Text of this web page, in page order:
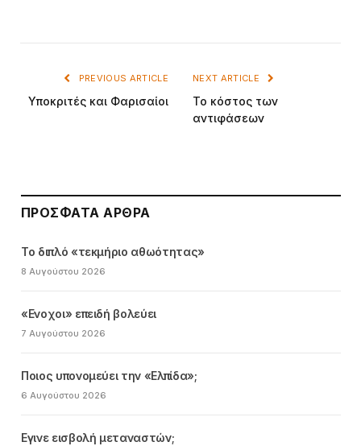
PREVIOUS ARTICLE
Υποκριτές και Φαρισαίοι
NEXT ARTICLE
Το κόστος των
αντιφάσεων
ΠΡΌΣΦΑΤΑ ΆΡΘΡΑ
Το διπλό «τεκμήριο αθωότητας»
8 Αυγούστου 2026
«Ενοχοι» επειδή βολεύει
7 Αυγούστου 2026
Ποιος υπονομεύει την «Ελπίδα»;
6 Αυγούστου 2026
Εγινε εισβολή μεταναστών;